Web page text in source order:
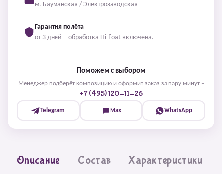
м. Бауманская / Электрозаводская
Гарантия полёта
от 3 дней – обработка Hi-float включена.
Поможем с выбором
Менеджер подберёт композицию и оформит заказ за пару минут –
+7 (495) 120-11-26
Telegram Max WhatsApp
Описание Состав Характеристики